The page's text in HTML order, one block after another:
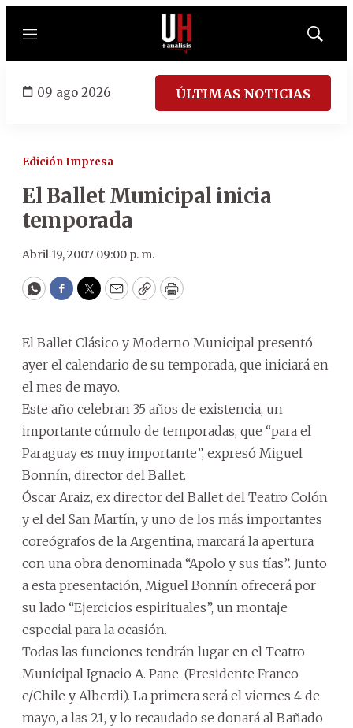
Menú
Mostrar
09 ago 2026 ÚLTIMAS NOTICIAS
Edición Impresa
El Ballet Municipal inicia
temporada
Abril 19, 2007 09:00 p. m.
WhatsApp
Facebook
Twitter
EmailCopyPrint
El Ballet Clásico y Moderno Municipal presentó
ayer el calendario de su temporada, que iniciará en
el mes de mayo.
Este año celebran 35 años de existencia, un
importante cúmulo de temporadas, que “para el
Paraguay es muy importante”, expresó Miguel
Bonnín, director del Ballet.
Óscar Araiz, ex director del Ballet del Teatro Colón
y el del San Martín, y uno de los más importantes
coreógrafos de la Argentina, marcará la apertura
con una obra denominada “Apolo y sus tías”. Junto
a esta presentación, Miguel Bonnín ofrecerá por
su lado “Ejercicios espirituales”, un montaje
especial para la ocasión.
Todas las funciones tendrán lugar en el Teatro
Municipal Ignacio A. Pane. (Presidente Franco
e/Chile y Alberdi). La primera será el viernes 4 de
mayo, a las 21, y lo recaudado se donará al Bañado